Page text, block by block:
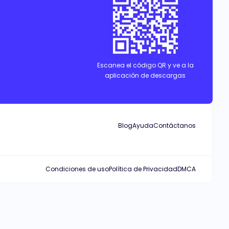
Escanea el código QR y ve a la
aplicación de descargas
BlogAyudaContáctanos
Condiciones de usoPolítica de PrivacidadDMCA